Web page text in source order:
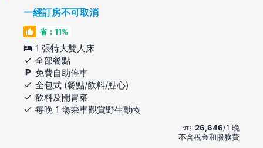
一經訂房不可取消
省：11%
1 張特大雙人床
全部餐點
免費自助停車
全包式 (餐點/飲料/點心)
飲料及開胃菜
每晚 1 場乘車觀賞野生動物
26,646/1 晚
不含稅金和服務費